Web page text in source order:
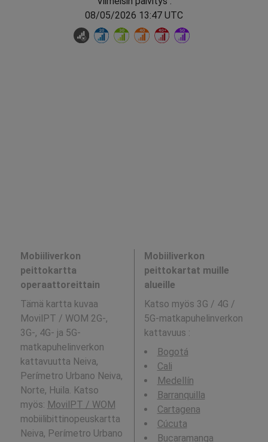
08/05/2026 13:47 UTC
Mobiiliverkon
peittokartta
operaattoreittain
Tämä kartta kuvaa
MovilPT / WOM 2G-,
3G-, 4G- ja 5G-
matkapuhelinverkon
kattavuutta Neiva,
Perímetro Urbano Neiva,
Norte, Huila. Katso
myös: MovilPT / WOM
mobiilibittinopeuskartta
Neiva, Perímetro Urbano
Mobiiliverkon
peittokartat muille
alueille
Katso myös 3G / 4G /
5G-matkapuhelinverkon
kattavuus :
Bogotá
Cali
Medellín
Barranquilla
Cartagena
Cúcuta
Bucaramanga